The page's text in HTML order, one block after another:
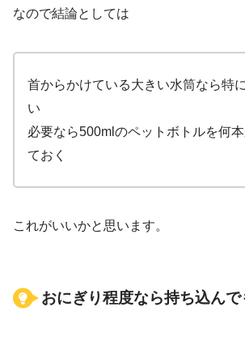
なので結論としては
首からかけている大きい水筒なら特
い
必要なら500mlのペットボトルを何
ておく
これがいいかと思います。
おにぎり程度なら持ち込んで